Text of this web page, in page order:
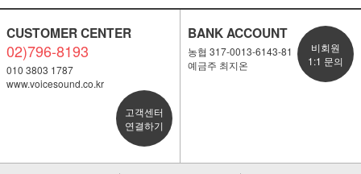
CUSTOMER CENTER
02)796-8193
010 3803 1787
www.voicesound.co.kr
고객센터
연결하기
BANK ACCOUNT
농협 317-0013-6143-81
예금주 최지온
비회원
1:1 문의